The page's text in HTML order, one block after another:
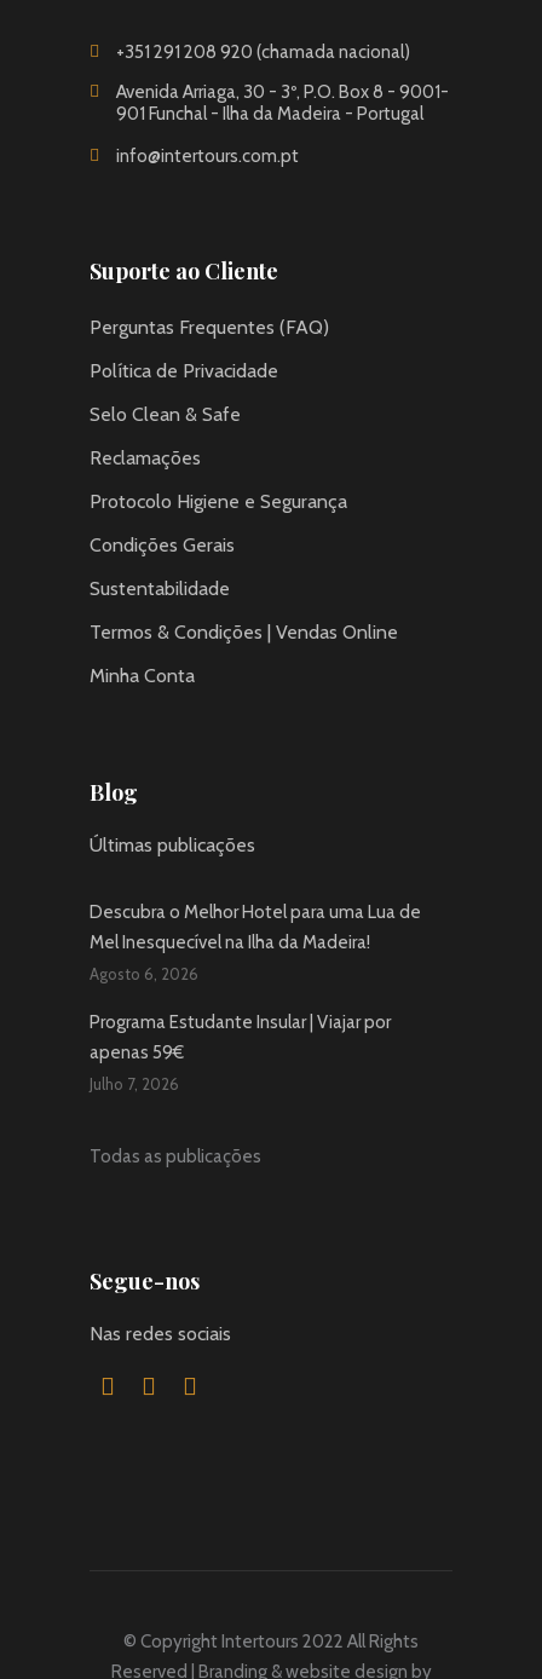
+351 291 208 920 (chamada nacional)
Avenida Arriaga, 30 - 3º, P.O. Box 8 - 9001-
901 Funchal - Ilha da Madeira - Portugal
info@intertours.com.pt
Suporte ao Cliente
Perguntas Frequentes (FAQ)
Política de Privacidade
Selo Clean & Safe
Reclamações
Protocolo Higiene e Segurança
Condições Gerais
Sustentabilidade
Termos & Condições | Vendas Online
Minha Conta
Blog
Últimas publicações
Descubra o Melhor Hotel para uma Lua de
Mel Inesquecível na Ilha da Madeira!
Agosto 6, 2026
Programa Estudante Insular | Viajar por
apenas 59€
Julho 7, 2026
Todas as publicações
Segue-nos
Nas redes sociais
© Copyright Intertours 2022 All Rights
Reserved | Branding & website design by